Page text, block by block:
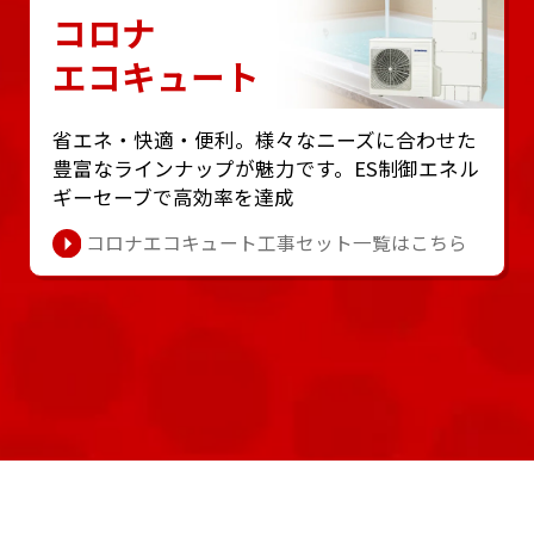
コロナ
エコキュート
省エネ・快適・便利。様々なニーズに合わせた
豊富なラインナップが魅⼒です。ES制御エネル
ギーセーブで⾼効率を達成
コロナエコキュート工事セット一覧はこちら